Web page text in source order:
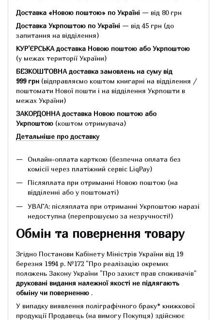
Доставка «Новою поштою» по Україні — від 80 грн
Доставка Укрпоштою по Україні — від 45 грн (до
запитання на відділення)
КУР'ЄРСЬКА доставка Новою поштою або Укрпоштою
(у межах території України)
БЕЗКОШТОВНА доставка замовлень на суму від
999 грн (відправляємо коштом книгарні на відділення /
поштомати Нової пошти і на відділення Укрпошти в
межах України)
ЗАКОРДОННА доставка Новою поштою або
Укрпоштою (коштом отримувача)
Детальніше про доставку
Онлайн-оплата карткою (безпечна оплата без
комісії через платіжний сервіс LiqPay)
Післяплата при отриманні Новою поштою (на
відділенні або у поштоматі)
УВАГА: післяплата при отриманні Укрпоштою наразі
недоступна (перепрошуємо за незручності!)
Обмін та повернення товару
Згідно Постанови Кабінету Міністрів України від 19
березня 1994 р. №172 "Про реалізацію окремих
положень Закону України "Про захист прав споживачів"
друковані видання належної якості не підлягають
обміну чи поверненню .
У випадку виявлення поліграфічного браку* книжкової
продукції Продавець (на вимогу Покупця) здійснює